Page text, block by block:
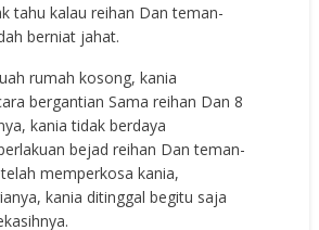
tahu kalau reihan Dan teman-
berniat jahat.
rumah kosong, kania
bergantian Sama reihan Dan 8
kania tidak berdaya
bejad reihan Dan teman-
memperkosa kania,
kania ditinggal begitu saja